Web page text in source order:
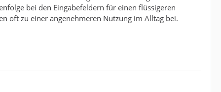
bei den Eingabefeldern für einen flüssigeren
oft zu einer angenehmeren Nutzung im Alltag bei.